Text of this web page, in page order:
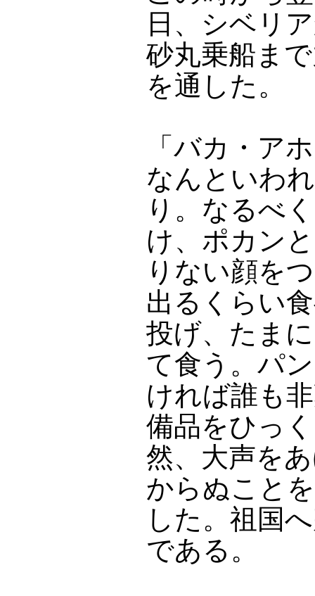
日、シベリ
砂丸乗船ま
を通した。
「バカ・ア
なんといわ
り。なるべ
け、ポカン
りない顔を
出るくらい
投げ、たま
て食う。パ
ければ誰も
備品をひっ
然、大声を
からぬこと
した。祖国
である。